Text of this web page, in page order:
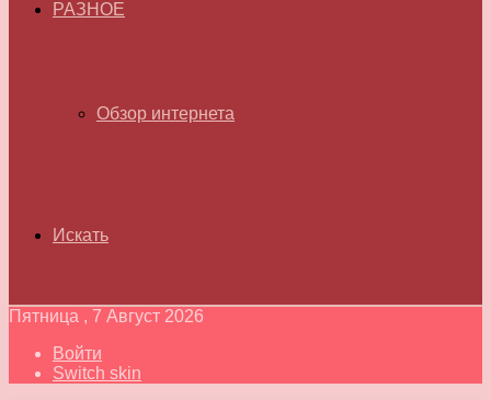
РАЗНОЕ
Обзор интернета
Искать
Пятница , 7 Август 2026
Войти
Switch skin